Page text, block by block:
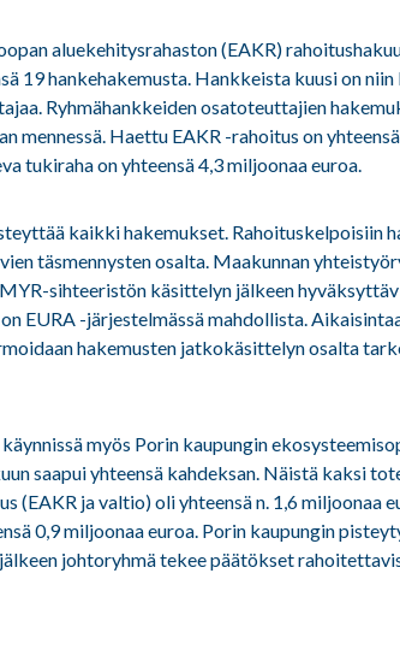
aluekehitysrahaston (EAKR)
19 hankehakemusta. Hankkeista kuusi on
Ryhmähankkeiden osatoteuttajien
mennessä. Haettu EAKR -rahoitus on
tukiraha on yhteensä 4,3 miljoonaa euroa.
kaikki hakemukset. Rahoituskelpoisiin
täsmennysten osalta. Maakunnan
sihteeristön käsittelyn jälkeen
EURA -järjestelmässä mahdollista.
hakemusten jatkokäsittelyn osalta
myös Porin kaupungin
saapui yhteensä kahdeksan. Näistä kaksi
(EAKR ja valtio) oli yhteensä n. 1,6 miljoonaa
0,9 miljoonaa euroa. Porin kaupungin
johtoryhmä tekee päätökset